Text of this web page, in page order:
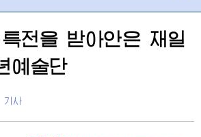
전을 받아안은 재일
예술단
기사